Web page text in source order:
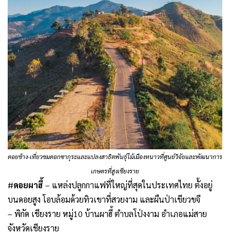
ดอยช้าง-เที่ยวชมดอกซากุระและแปลงสาธิตพันธุ์ไม้เมืองหนาวที่ศูนย์วิจัยและพัฒนาการ
เกษตรที่สูงเชียงราย
#ดอยผาฮี้ – แหล่งปลูกกาแฟที่ใหญ่ที่สุดในประเทศไทย ตั้งอยู่
บนดอยสูง โอบล้อมด้วยทิวเขาที่สวยงาม และผืนป่าเขียวขจี
– พิกัด เชียงราย หมู่10 บ้านผาฮี้ ตำบลโป่งงาม อำเภอแม่สาย
จังหวัดเชียงราย